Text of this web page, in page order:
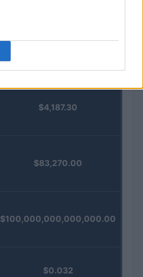
Prezzo
$4,187.30
$83,270.00
$100,000,000,000,000.00
$0.032